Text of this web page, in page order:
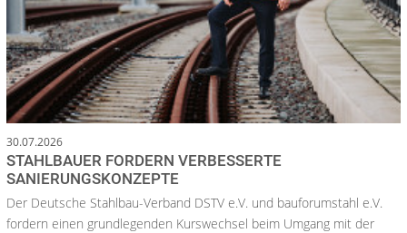
30.07.2026
STAHLBAUER FORDERN VERBESSERTE
SANIERUNGSKONZEPTE
Der Deutsche Stahlbau-Verband DSTV e.V. und bauforumstahl e.V.
fordern einen grundlegenden Kurswechsel beim Umgang mit der